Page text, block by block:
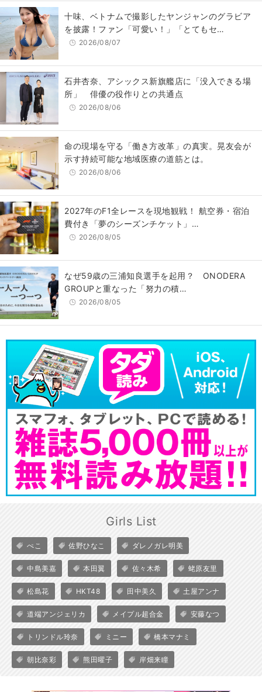
十味、ベトナムで撮影したヤンジャンのグラビア
を披露！ファン「可愛い！」「とてもセ…
2026/08/07
石井杏奈、アシックス新旗艦店に「没入できる場
所」 俳優の役作りとの共通点
2026/08/06
​命の現場を守る「働き方改革」の真実。晃友会が
示す持続可能な地域医療の道筋とは。
2026/08/06
2027年のF1全レースを現地観戦！ 航空券・宿泊
費付き「夢のシーズンチケット」…
2026/08/05
なぜ59歳の三浦知良選手を起用？ ONODERA
GROUPと重なった「努力の積…
2026/08/05
Girls List
ぺこ 佐野ひなこ ダレノガレ明美
中島美嘉 本田翼 佐々木希 蛯原友里
松島花 HKT48 田中美久 土屋アンナ
道端アンジェリカ メイプル超合金 安藤なつ
トリンドル玲奈 ミニー 橋本マナミ
朝比奈彩 熊田曜子 岸畑来瞳